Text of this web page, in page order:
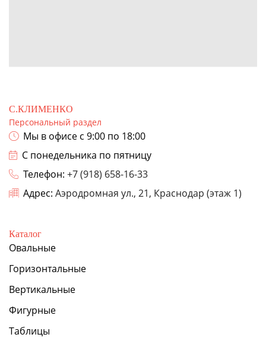
С.КЛИМЕНКО
Персональный раздел
Мы в офисе с 9:00 по 18:00
С понедельника по пятницу
Телефон: +7 (918) 658-16-33
Адрес: Аэродромная ул., 21, Краснодар (этаж 1)
Каталог
Овальные
Горизонтальные
Вертикальные
Фигурные
Таблицы